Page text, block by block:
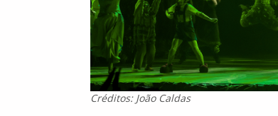
Créditos: João Caldas